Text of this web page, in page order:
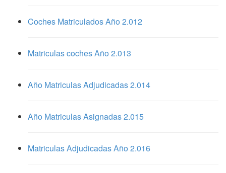
Coches Matriculados Año 2.012
Matriculas coches Año 2.013
Año Matriculas Adjudicadas 2.014
Año Matriculas Asignadas 2.015
Matriculas Adjudicadas Año 2.016